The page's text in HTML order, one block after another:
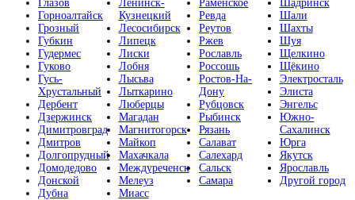
Глазов
Горноалтайск
Грозный
Губкин
Гудермес
Гуково
Гусь-
Хрустальный
Дербент
Дзержинск
Димитровград
Дмитров
Долгопрудный
Домодедово
Донской
Дубна
Ленинск-
Кузнецкий
Лесосибирск
Липецк
Лиски
Лобня
Лысьва
Лыткарино
Люберцы
Магадан
Магнитогорск
Майкоп
Махачкала
Междуреченск
Мелеуз
Миасс
Раменское
Ревда
Реутов
Ржев
Рославль
Россошь
Ростов-На-
Дону
Рубцовск
Рыбинск
Рязань
Салават
Салехард
Сальск
Самара
Шадринск
Шали
Шахты
Шуя
Щелкино
Щёкино
Электросталь
Элиста
Энгельс
Южно-
Сахалинск
Юрга
Якутск
Ярославль
Другой город